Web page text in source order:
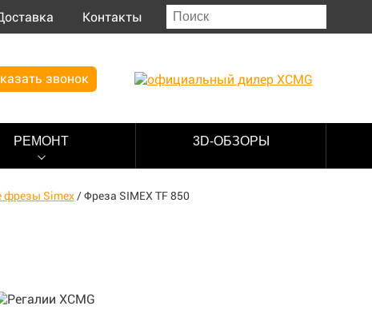
Контакты
звонок
РЕМОНТ 3D-ОБЗОРЫ
фрезы Simex /Фреза SIMEX TF 850